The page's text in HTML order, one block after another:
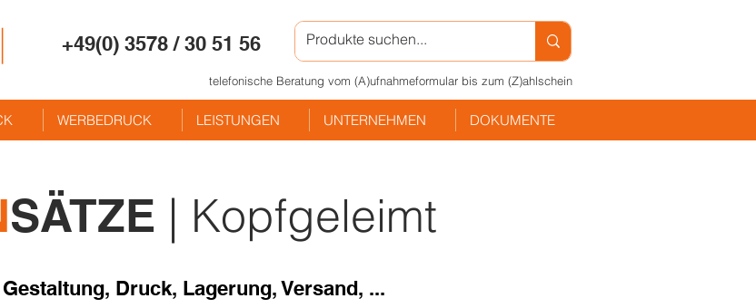
+49(0) 3578 / 30 51 56
telefonische Beratung vom (A)ufnahmeformular bis zum (Z)ahlschein
WERBEDRUCK LEISTUNGEN UNTERNEHMEN DOKUMENTE
SÄTZE | Kopfgeleimt
Druck, Lagerung, Versand, ...